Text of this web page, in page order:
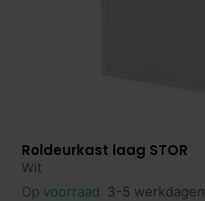
Bekijk product
Roldeurkast laag STOR
Wit
Op voorraad 3-5 werkdagen